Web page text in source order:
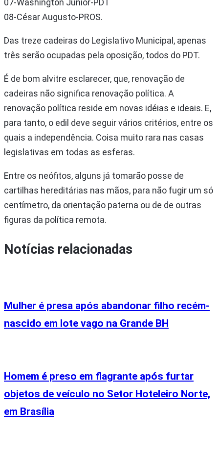
07-Washington Júnior-PDT
08-César Augusto-PROS.
Das treze cadeiras do Legislativo Municipal, apenas
três serão ocupadas pela oposição, todos do PDT.
É de bom alvitre esclarecer, que, renovação de
cadeiras não significa renovação política. A
renovação política reside em novas idéias e ideais. E,
para tanto, o edil deve seguir vários critérios, entre os
quais a independência. Coisa muito rara nas casas
legislativas em todas as esferas.
Entre os neófitos, alguns já tomarão posse de
cartilhas hereditárias nas mãos, para não fugir um só
centímetro, da orientação paterna ou de de outras
figuras da política remota.
Notícias relacionadas
Mulher é presa após abandonar filho recém-
nascido em lote vago na Grande BH
Homem é preso em flagrante após furtar
objetos de veículo no Setor Hoteleiro Norte,
em Brasília